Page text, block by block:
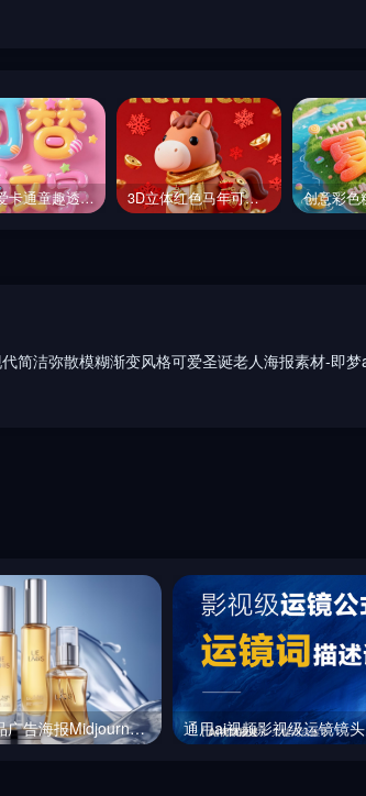
圆润可爱卡通童趣透明玻璃糖果装饰活动海报字体设计素材-即梦ai关键词描述咒语 3D立体红色马年可爱小马卡通风格新年祝福海报-即梦ai关键词描述咒语
简洁弥散模糊渐变风格可爱圣诞老人海报素材-即
创意化妆品广告海报Midjourney咒语